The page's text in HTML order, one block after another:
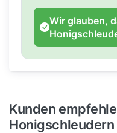
Wir glauben,
Kunden
Honigschleudern